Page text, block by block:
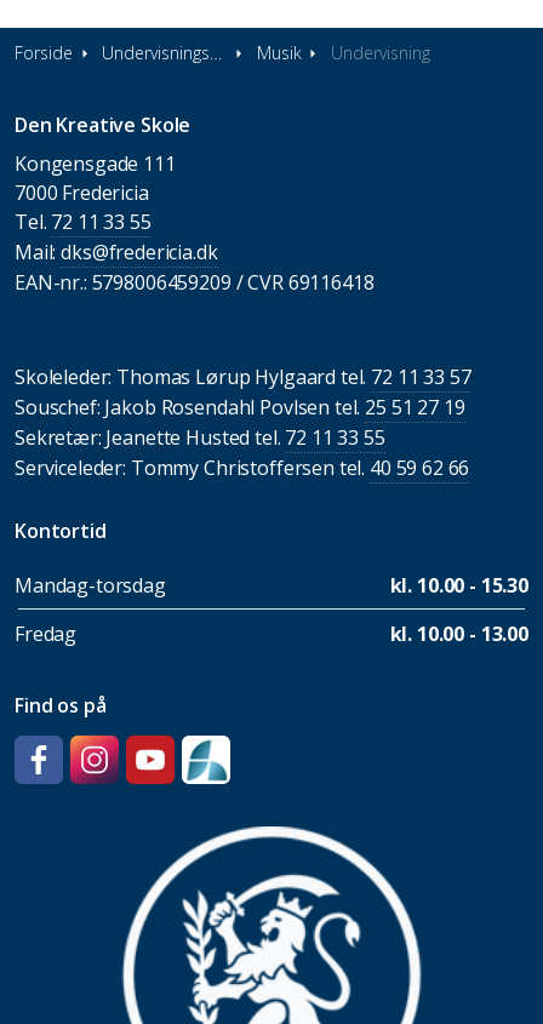
Forside Undervisningstilbud Musik Undervisning
Den Kreative Skole
Kongensgade 111
7000 Fredericia
Tel. 72 11 33 55
Mail:dks@fredericia.dk
EAN-nr.: 5798006459209 / CVR 69116418
Skoleleder: Thomas Lørup Hylgaard tel. 72 11 33 57
Souschef: Jakob Rosendahl Povlsen tel. 25 51 27 19
Sekretær: Jeanette Husted tel. 72 11 33 55
Serviceleder: Tommy Christoffersen tel. 40 59 62 66
Kontortid
Mandag-torsdag
kl. 10.00 - 15.30
Fredag
kl. 10.00 - 13.00
Find os på